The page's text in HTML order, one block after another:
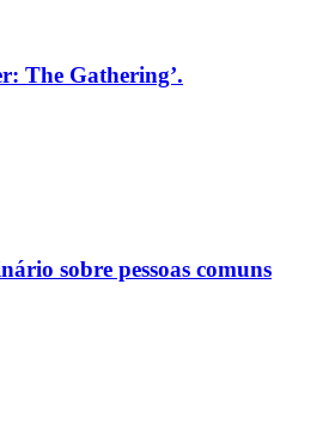
The Gathering’.
sobre pessoas comuns